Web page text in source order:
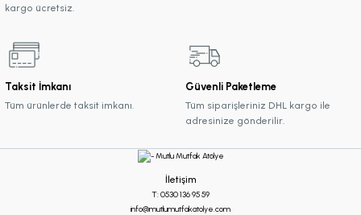
kargo ücretsiz.
Taksit İmkanı
Tüm ürünlerde taksit imkanı.
Güvenli Paketleme
Tüm siparişleriniz DHL kargo ile
adresinize gönderilir.
İletişim
T: 0530 136 95 59
info@mutlumutfakatolye.com